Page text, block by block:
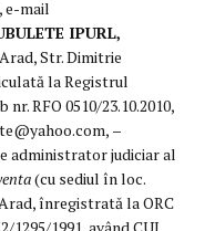
e-mail
IPURL,
Str. Dimitrie
la Registrul
RFO 0510/23.10.2010,
–
administrator judiciar al
(cu sediul în loc.
înregistrată la ORC